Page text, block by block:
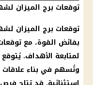
توقعات برج الميزان لشهر
بفائض القوة، مع
لمتابعة الأهداف.
وتُسهم في بناء